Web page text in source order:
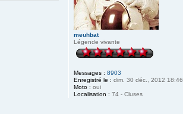
meuhbat
Légende vivante
Messages : 8903
Enregistré le : dim. 30 déc., 2012 18:46
Moto : oui
Localisation : 74 - Cluses